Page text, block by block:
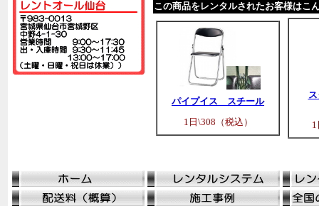
この商品をレンタルされたお客様はこ
パイプイス スチール
1日\308（税込）